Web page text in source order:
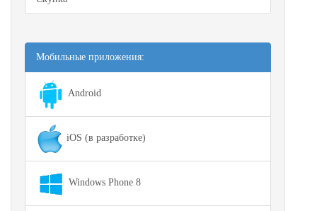
Мобильные приложения:
Android
iOS (в разработке)
Windows Phone 8